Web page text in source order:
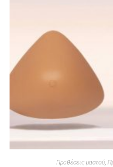
Προθέσεις μαστού,